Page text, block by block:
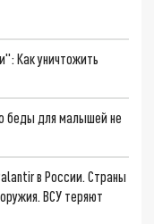
Как уничтожить
беды для малышей не
в России. Страны
ВСУ теряют